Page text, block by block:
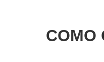
COMO